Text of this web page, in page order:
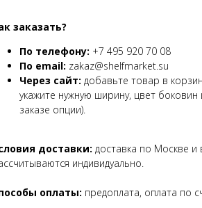
заказать?
По телефону: +7 495 920 70 08
По email: zakaz@shelfmarket.su
Через сайт: добавьте товар в
укажите нужную ширину, цвет
заказе опции).
доставки: доставка по Москве и
индивидуально.
оплаты: предоплата, оплата по